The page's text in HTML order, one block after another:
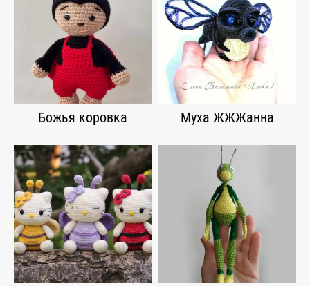
Божья коровка Муха ЖЖЖанна